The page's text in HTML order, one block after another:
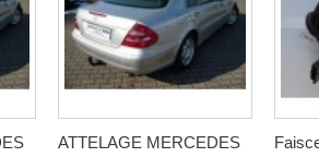
ATTELAGE MERCEDES